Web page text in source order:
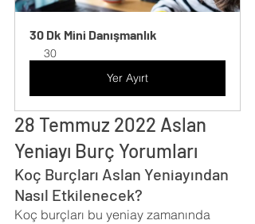
30 Dk Mini Danışmanlık
30
Yer Ayırt
28 Temmuz 2022 Aslan
Yeniayı Burç Yorumları
Koç Burçları Aslan Yeniayından
Nasıl Etkilenecek?
Koç burçları bu yeniay zamanında